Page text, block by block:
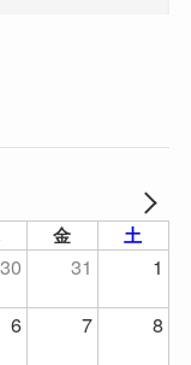
金 土
30 31
1
6 7 8